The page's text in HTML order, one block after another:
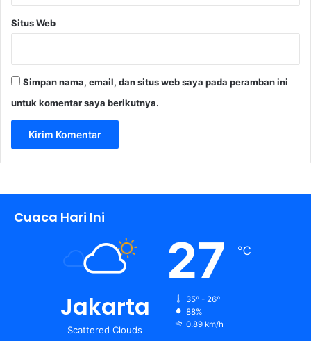
Situs Web
Simpan nama, email, dan situs web saya pada peramban ini
untuk komentar saya berikutnya.
Cuaca Hari Ini
Jakarta
Scattered Clouds
27 ℃
35º - 26º
88%
0.89 km/h